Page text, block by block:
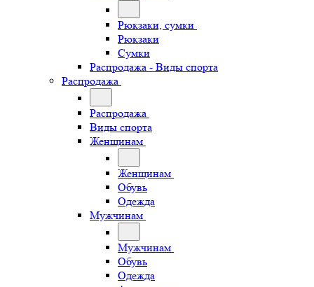
Рюкзаки, сумки
Рюкзаки
Сумки
Распродажа - Виды спорта
Распродажа
Распродажа
Виды спорта
Женщинам
Женщинам
Обувь
Одежда
Мужчинам
Мужчинам
Обувь
Одежда